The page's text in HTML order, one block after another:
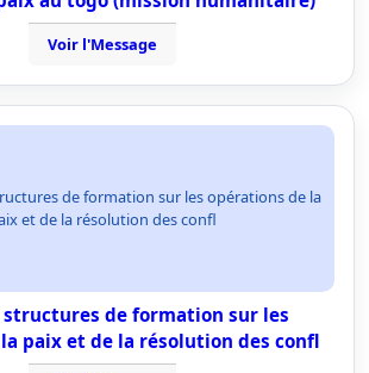
Voir l'Message
de formation sur les opérations de la
et de la résolution des confl
structures de formation sur les
paix et de la résolution des confl